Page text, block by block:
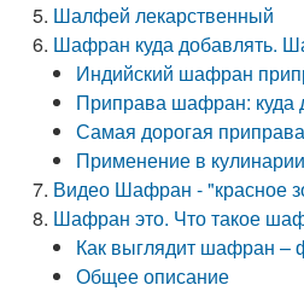
Шалфей лекарственный
Шафран куда добавлять.
Индийский шафран
Приправа шафран: куда
Самая дорогая
Применение в кулинарии
Видео Шафран - "красное
Шафран это. Что такое
Как выглядит шафран –
Общее описание